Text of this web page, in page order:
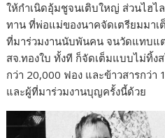
ให้กำเนิดอุ้มชูจนเติบใหญ่ ส่วนไฮไ
ทาน ที่พ่อแม่ของนาคจัดเตรียมมา
ที่มาร่วมงานนับพันคน จนวัดแทบแ
สจ.ทองใบ ทั้งที ก็จัดเต็มแบบไม่ทิ้ง
กว่า 20,000 ฟอง และข้าวสารกว่า
และผู้ที่มาร่วมงานบุญครั้งนี้ด้วย